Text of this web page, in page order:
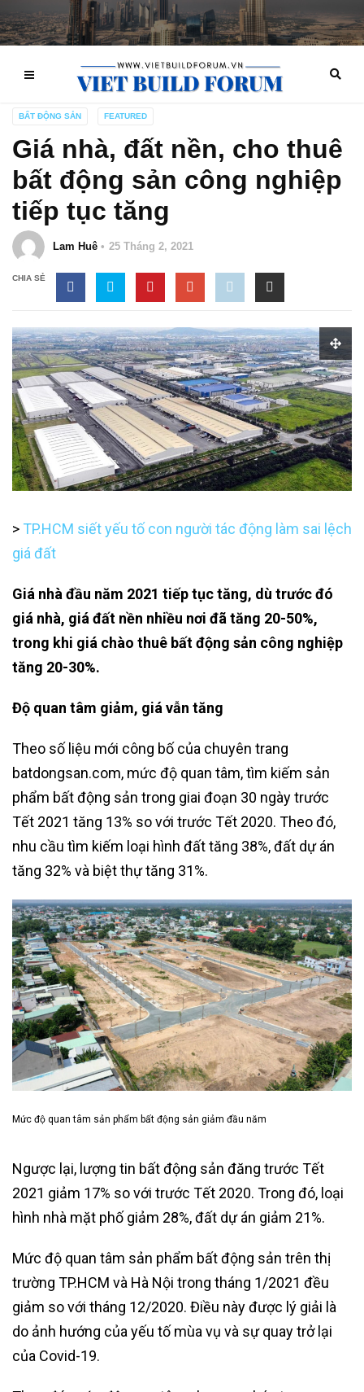
BẤT ĐỘNG SẢN FEATURED
Giá nhà, đất nền, cho thuê
bất động sản công nghiệp
tiếp tục tăng
Lam Huê 25 Tháng 2, 2021
CHIA SẺ
> TP.HCM siết yếu tố con người tác động làm sai lệch
giá đất
Giá nhà đầu năm 2021 tiếp tục tăng, dù trước đó
giá nhà, giá đất nền nhiều nơi đã tăng 20-50%,
trong khi giá chào thuê bất động sản công nghiệp
tăng 20-30%.
Độ quan tâm giảm, giá vẫn tăng
Theo số liệu mới công bố của chuyên trang
batdongsan.com, mức độ quan tâm, tìm kiếm sản
phẩm bất động sản trong giai đoạn 30 ngày trước
Tết 2021 tăng 13% so với trước Tết 2020. Theo đó,
nhu cầu tìm kiếm loại hình đất tăng 38%, đất dự án
tăng 32% và biệt thự tăng 31%.
Mức độ quan tâm sản phẩm bất động sản giảm đầu năm
Ngược lại, lượng tin bất động sản đăng trước Tết
2021 giảm 17% so với trước Tết 2020. Trong đó, loại
hình nhà mặt phố giảm 28%, đất dự án giảm 21%.
Mức độ quan tâm sản phẩm bất động sản trên thị
trường TP.HCM và Hà Nội trong tháng 1/2021 đều
giảm so với tháng 12/2020. Điều này được lý giải là
do ảnh hướng của yếu tố mùa vụ và sự quay trở lại
của Covid-19.